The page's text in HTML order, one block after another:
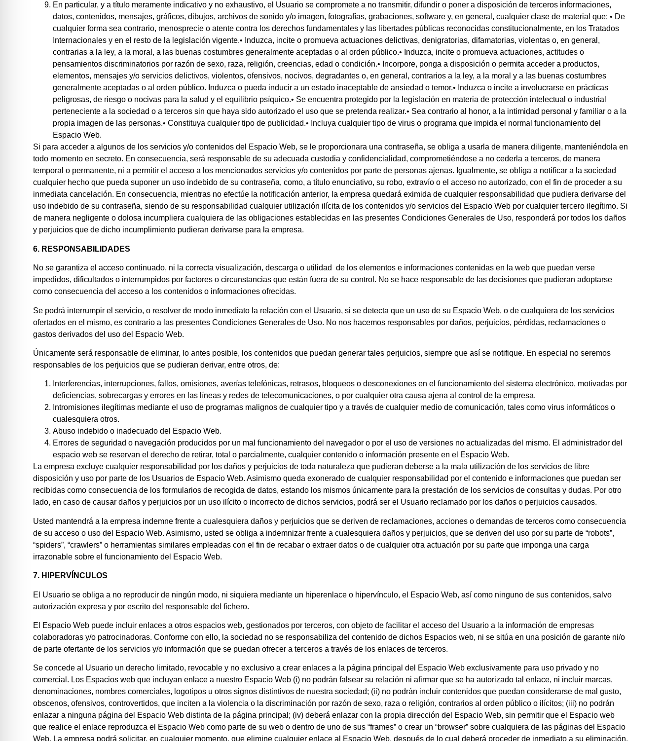
En particular, y a título meramente indicativo y no exhaustivo, el Usuario se compromete a no transmitir, difundir o poner a disposición de terceros informaciones,
datos, contenidos, mensajes, gráficos, dibujos, archivos de sonido y/o imagen, fotografías, grabaciones, software y, en general, cualquier clase de material que: • De
cualquier forma sea contrario, menosprecie o atente contra los derechos fundamentales y las libertades públicas reconocidas constitucionalmente, en los Tratados
Internacionales y en el resto de la legislación vigente.• Induzca, incite o promueva actuaciones delictivas, denigratorias, difamatorias, violentas o, en general,
contrarias a la ley, a la moral, a las buenas costumbres generalmente aceptadas o al orden público.• Induzca, incite o promueva actuaciones, actitudes o
pensamientos discriminatorios por razón de sexo, raza, religión, creencias, edad o condición.• Incorpore, ponga a disposición o permita acceder a productos,
elementos, mensajes y/o servicios delictivos, violentos, ofensivos, nocivos, degradantes o, en general, contrarios a la ley, a la moral y a las buenas costumbres
generalmente aceptadas o al orden público. Induzca o pueda inducir a un estado inaceptable de ansiedad o temor.• Induzca o incite a involucrarse en prácticas
peligrosas, de riesgo o nocivas para la salud y el equilibrio psíquico.• Se encuentra protegido por la legislación en materia de protección intelectual o industrial
perteneciente a la sociedad o a terceros sin que haya sido autorizado el uso que se pretenda realizar.• Sea contrario al honor, a la intimidad personal y familiar o a la
propia imagen de las personas.• Constituya cualquier tipo de publicidad.• Incluya cualquier tipo de virus o programa que impida el normal funcionamiento del
Espacio Web.
Si para acceder a algunos de los servicios y/o contenidos del Espacio Web, se le proporcionara una contraseña, se obliga a usarla de manera diligente, manteniéndola en
todo momento en secreto. En consecuencia, será responsable de su adecuada custodia y confidencialidad, comprometiéndose a no cederla a terceros, de manera
temporal o permanente, ni a permitir el acceso a los mencionados servicios y/o contenidos por parte de personas ajenas. Igualmente, se obliga a notificar a la sociedad
cualquier hecho que pueda suponer un uso indebido de su contraseña, como, a título enunciativo, su robo, extravío o el acceso no autorizado, con el fin de proceder a su
inmediata cancelación. En consecuencia, mientras no efectúe la notificación anterior, la empresa quedará eximida de cualquier responsabilidad que pudiera derivarse del
uso indebido de su contraseña, siendo de su responsabilidad cualquier utilización ilícita de los contenidos y/o servicios del Espacio Web por cualquier tercero ilegítimo. Si
de manera negligente o dolosa incumpliera cualquiera de las obligaciones establecidas en las presentes Condiciones Generales de Uso, responderá por todos los daños
y perjuicios que de dicho incumplimiento pudieran derivarse para la empresa.
6. RESPONSABILIDADES
No se garantiza el acceso continuado, ni la correcta visualización, descarga o utilidad de los elementos e informaciones contenidas en la web que puedan verse
impedidos, dificultados o interrumpidos por factores o circunstancias que están fuera de su control. No se hace responsable de las decisiones que pudieran adoptarse
como consecuencia del acceso a los contenidos o informaciones ofrecidas.
Se podrá interrumpir el servicio, o resolver de modo inmediato la relación con el Usuario, si se detecta que un uso de su Espacio Web, o de cualquiera de los servicios
ofertados en el mismo, es contrario a las presentes Condiciones Generales de Uso. No nos hacemos responsables por daños, perjuicios, pérdidas, reclamaciones o
gastos derivados del uso del Espacio Web.
Únicamente será responsable de eliminar, lo antes posible, los contenidos que puedan generar tales perjuicios, siempre que así se notifique. En especial no seremos
responsables de los perjuicios que se pudieran derivar, entre otros, de:
Interferencias, interrupciones, fallos, omisiones, averías telefónicas, retrasos, bloqueos o desconexiones en el funcionamiento del sistema electrónico, motivadas por
deficiencias, sobrecargas y errores en las líneas y redes de telecomunicaciones, o por cualquier otra causa ajena al control de la empresa.
Intromisiones ilegítimas mediante el uso de programas malignos de cualquier tipo y a través de cualquier medio de comunicación, tales como virus informáticos o
cualesquiera otros.
Abuso indebido o inadecuado del Espacio Web.
Errores de seguridad o navegación producidos por un mal funcionamiento del navegador o por el uso de versiones no actualizadas del mismo. El administrador del
espacio web se reservan el derecho de retirar, total o parcialmente, cualquier contenido o información presente en el Espacio Web.
La empresa excluye cualquier responsabilidad por los daños y perjuicios de toda naturaleza que pudieran deberse a la mala utilización de los servicios de libre
disposición y uso por parte de los Usuarios de Espacio Web. Asimismo queda exonerado de cualquier responsabilidad por el contenido e informaciones que puedan ser
recibidas como consecuencia de los formularios de recogida de datos, estando los mismos únicamente para la prestación de los servicios de consultas y dudas. Por otro
lado, en caso de causar daños y perjuicios por un uso ilícito o incorrecto de dichos servicios, podrá ser el Usuario reclamado por los daños o perjuicios causados.
Usted mantendrá a la empresa indemne frente a cualesquiera daños y perjuicios que se deriven de reclamaciones, acciones o demandas de terceros como consecuencia
de su acceso o uso del Espacio Web. Asimismo, usted se obliga a indemnizar frente a cualesquiera daños y perjuicios, que se deriven del uso por su parte de “robots”,
“spiders”, “crawlers” o herramientas similares empleadas con el fin de recabar o extraer datos o de cualquier otra actuación por su parte que imponga una carga
irrazonable sobre el funcionamiento del Espacio Web.
7. HIPERVÍNCULOS
El Usuario se obliga a no reproducir de ningún modo, ni siquiera mediante un hiperenlace o hipervínculo, el Espacio Web, así como ninguno de sus contenidos, salvo
autorización expresa y por escrito del responsable del fichero.
El Espacio Web puede incluir enlaces a otros espacios web, gestionados por terceros, con objeto de facilitar el acceso del Usuario a la información de empresas
colaboradoras y/o patrocinadoras. Conforme con ello, la sociedad no se responsabiliza del contenido de dichos Espacios web, ni se sitúa en una posición de garante ni/o
de parte ofertante de los servicios y/o información que se puedan ofrecer a terceros a través de los enlaces de terceros.
Se concede al Usuario un derecho limitado, revocable y no exclusivo a crear enlaces a la página principal del Espacio Web exclusivamente para uso privado y no
comercial. Los Espacios web que incluyan enlace a nuestro Espacio Web (i) no podrán falsear su relación ni afirmar que se ha autorizado tal enlace, ni incluir marcas,
denominaciones, nombres comerciales, logotipos u otros signos distintivos de nuestra sociedad; (ii) no podrán incluir contenidos que puedan considerarse de mal gusto,
obscenos, ofensivos, controvertidos, que inciten a la violencia o la discriminación por razón de sexo, raza o religión, contrarios al orden público o ilícitos; (iii) no podrán
enlazar a ninguna página del Espacio Web distinta de la página principal; (iv) deberá enlazar con la propia dirección del Espacio Web, sin permitir que el Espacio web
que realice el enlace reproduzca el Espacio Web como parte de su web o dentro de uno de sus “frames” o crear un “browser” sobre cualquiera de las páginas del Espacio
Web. La empresa podrá solicitar, en cualquier momento, que elimine cualquier enlace al Espacio Web, después de lo cual deberá proceder de inmediato a su eliminación.